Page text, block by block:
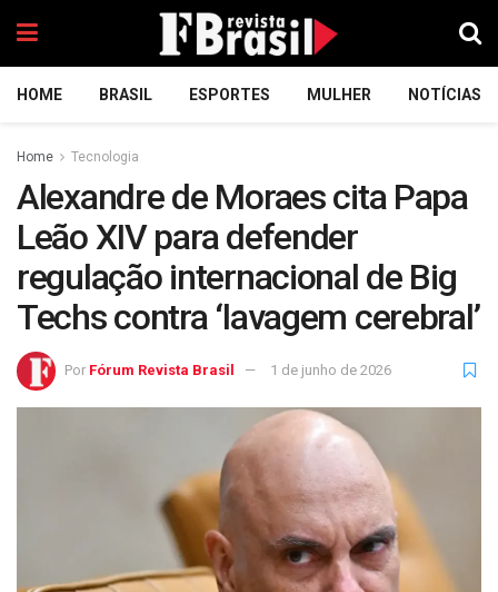
HOME BRASIL ESPORTES MULHER NOTÍCIAS
Home Tecnologia
Alexandre de Moraes cita Papa
Leão XIV para defender
regulação internacional de Big
Techs contra ‘lavagem cerebral’
Por Fórum Revista Brasil 1 de junho de 2026